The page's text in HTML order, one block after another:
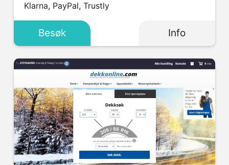
Klarna, PayPal, Trustly
Besøk Info